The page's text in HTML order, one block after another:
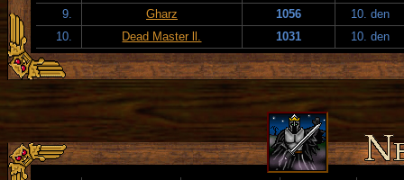
9.
Gharz 1056
10. den
10.
Dead Master ll. 1031 10. den